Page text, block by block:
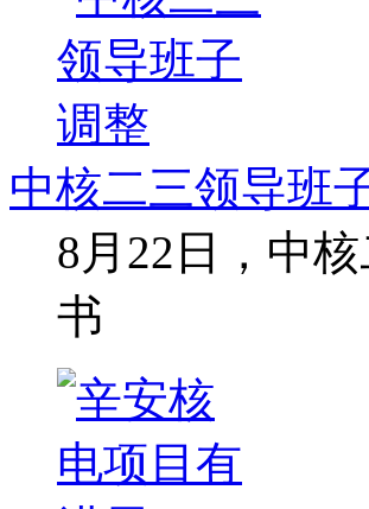
中核二三领导班
8月22日，中
书